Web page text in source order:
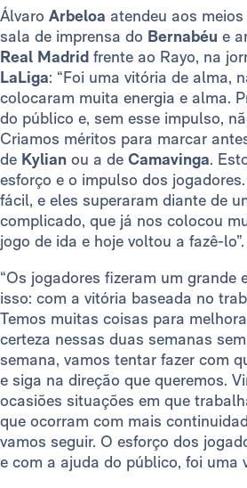
Álvaro Arbeloa atendeu aos
sala de imprensa do Bernabéu e
Real Madrid frente ao Rayo, na
LaLiga: “Foi uma vitória de alma,
colocaram muita energia e alma.
do público e, sem esse impulso,
Criamos méritos para marcar
de Kylian ou a de Camavinga.
esforço e o impulso dos
fácil, e eles superaram diante de
complicado, que já nos colocou
jogo de ida e hoje voltou a fazê-lo”.
“Os jogadores fizeram um grande
isso: com a vitória baseada no
Temos muitas coisas para
certeza nessas duas semanas
semana, vamos tentar fazer com
e siga na direção que queremos.
ocasiões situações em que
que ocorram com mais
vamos seguir. O esforço dos
e com a ajuda do público, foi uma